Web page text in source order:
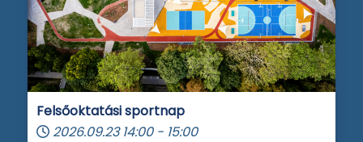
Felsőoktatási sportnap
2026.09.23 14:00 - 15:00